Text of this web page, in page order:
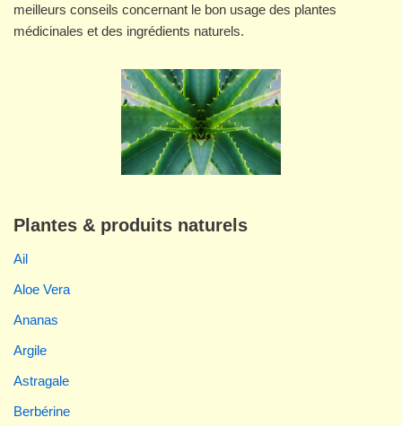
meilleurs conseils concernant le bon usage des plantes
médicinales et des ingrédients naturels.
Plantes & produits naturels
Ail
Aloe Vera
Ananas
Argile
Astragale
Berbérine